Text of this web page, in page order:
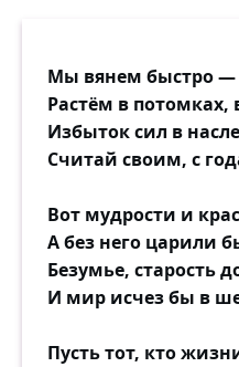
Мы вянем быстро —
Растём в
Избыток сил в
Считай своим, с
Вот мудрости и
А без него царили
Безумье, старость
И мир исчез бы в
Пусть тот, кто